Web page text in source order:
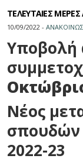
ΤΕΛΕΥΤΑΙΕΣ
10/09/2022 -
Υποβολή
Νέος
σπουδών
2022-23